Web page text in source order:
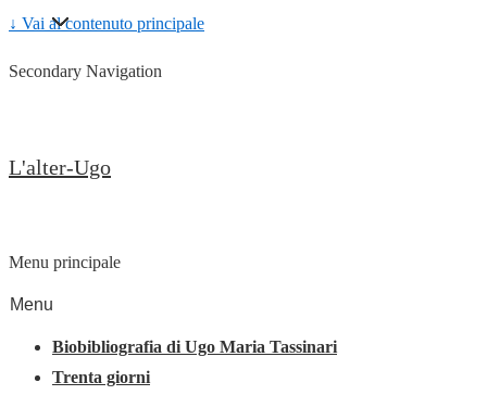
↓ Vai al contenuto principale
Secondary Navigation
L'alter-Ugo
Menu principale
Menu
Biobibliografia di Ugo Maria Tassinari
Trenta giorni